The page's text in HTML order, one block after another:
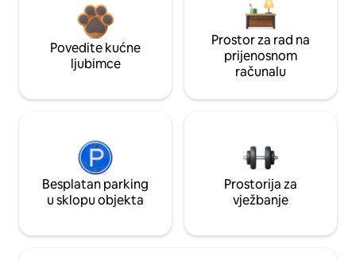
Povedite kućne
ljubimce
Prostor za rad na
prijenosnom
računalu
Besplatan parking
u sklopu objekta
Prostorija za
vježbanje